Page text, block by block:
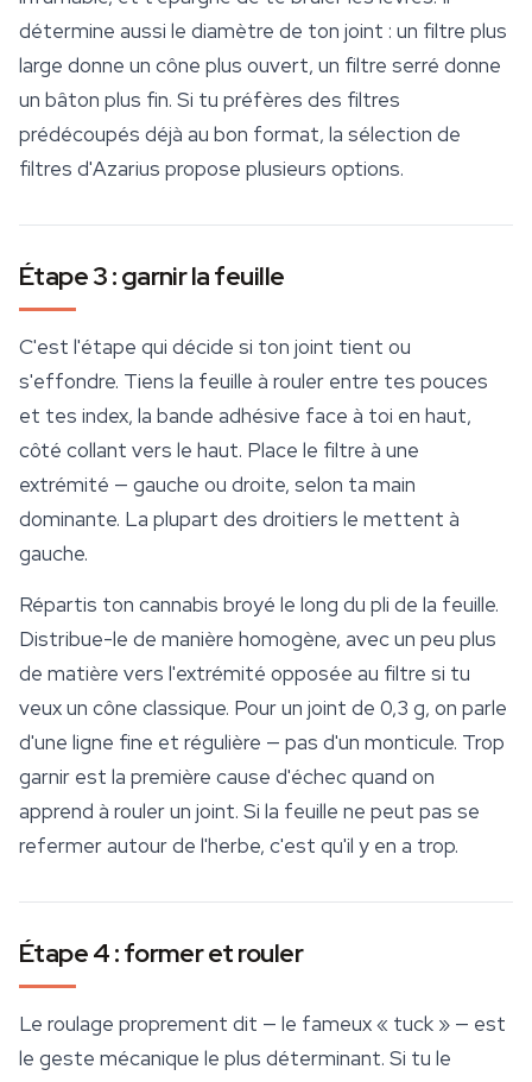
détermine aussi le diamètre de ton joint : un filtre plus
large donne un cône plus ouvert, un filtre serré donne
un bâton plus fin. Si tu préfères des filtres
prédécoupés déjà au bon format, la sélection de
filtres d'Azarius propose plusieurs options.
Étape 3 : garnir la feuille
C'est l'étape qui décide si ton joint tient ou
s'effondre. Tiens la feuille à rouler entre tes pouces
et tes index, la bande adhésive face à toi en haut,
côté collant vers le haut. Place le filtre à une
extrémité — gauche ou droite, selon ta main
dominante. La plupart des droitiers le mettent à
gauche.
Répartis ton cannabis broyé le long du pli de la feuille.
Distribue-le de manière homogène, avec un peu plus
de matière vers l'extrémité opposée au filtre si tu
veux un cône classique. Pour un joint de 0,3 g, on parle
d'une ligne fine et régulière — pas d'un monticule. Trop
garnir est la première cause d'échec quand on
apprend à rouler un joint. Si la feuille ne peut pas se
refermer autour de l'herbe, c'est qu'il y en a trop.
Étape 4 : former et rouler
Le roulage proprement dit — le fameux « tuck » — est
le geste mécanique le plus déterminant. Si tu le